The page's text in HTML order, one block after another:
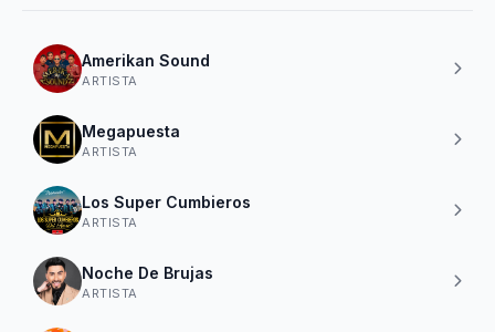
Amerikan Sound
ARTISTA
Megapuesta
ARTISTA
Los Super Cumbieros
ARTISTA
Noche De Brujas
ARTISTA